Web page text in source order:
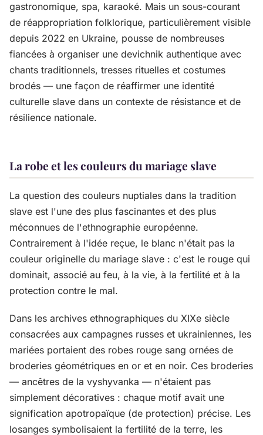
gastronomique, spa, karaoké. Mais un sous-courant
de réappropriation folklorique, particulièrement visible
depuis 2022 en Ukraine, pousse de nombreuses
fiancées à organiser une devichnik authentique avec
chants traditionnels, tresses rituelles et costumes
brodés — une façon de réaffirmer une identité
culturelle slave dans un contexte de résistance et de
résilience nationale.
La robe et les couleurs du mariage slave
La question des couleurs nuptiales dans la tradition
slave est l'une des plus fascinantes et des plus
méconnues de l'ethnographie européenne.
Contrairement à l'idée reçue, le blanc n'était pas la
couleur originelle du mariage slave : c'est le rouge qui
dominait, associé au feu, à la vie, à la fertilité et à la
protection contre le mal.
Dans les archives ethnographiques du XIXe siècle
consacrées aux campagnes russes et ukrainiennes, les
mariées portaient des robes rouge sang ornées de
broderies géométriques en or et en noir. Ces broderies
— ancêtres de la vyshyvanka — n'étaient pas
simplement décoratives : chaque motif avait une
signification apotropaïque (de protection) précise. Les
losanges symbolisaient la fertilité de la terre, les